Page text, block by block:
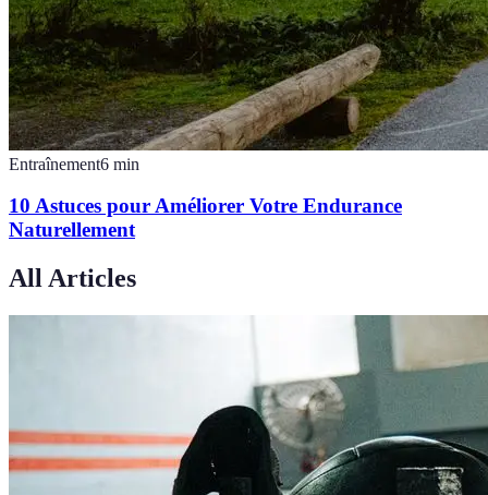
Entraînement6 min
10 Astuces pour Améliorer Votre Endurance
Naturellement
All Articles